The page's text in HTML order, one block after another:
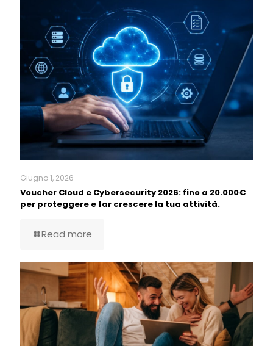
Giugno 1, 2026
Voucher Cloud e Cybersecurity 2026: fino a 20.000€
per proteggere e far crescere la tua attività.
Read more